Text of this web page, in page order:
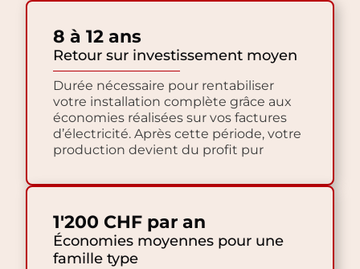
8 à 12 ans
Retour sur investissement moyen
Durée nécessaire pour rentabiliser
votre installation complète grâce aux
économies réalisées sur vos factures
d’électricité. Après cette période, votre
production devient du profit pur
1'200 CHF par an
Économies moyennes pour une
famille type